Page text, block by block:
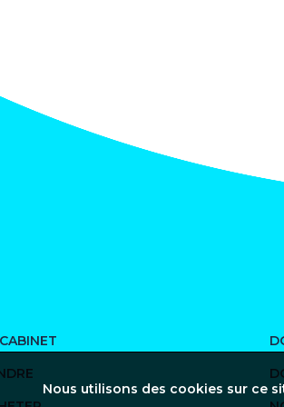
Nous utilisons des cookies sur ce